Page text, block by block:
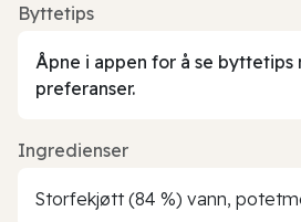
Byttetips
Åpne i appen for å se byttetips
preferanser.
Ingredienser
Storfekjøtt (84 %) vann,